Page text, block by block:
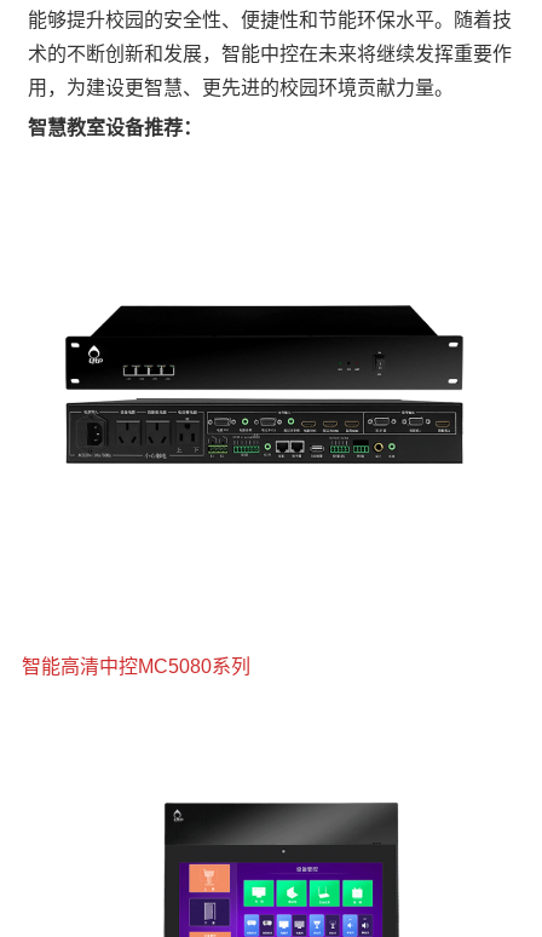
能够提升校园的安全性、便捷性和节能环保水平。随着技
术的不断创新和发展，智能中控在未来将继续发挥重要作
用，为建设更智慧、更先进的校园环境贡献力量。
智慧教室设备推荐：
智能高清中控MC5080系列